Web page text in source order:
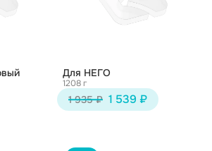
Для НЕГО
1208 г
1 935 ₽ 1 539 ₽